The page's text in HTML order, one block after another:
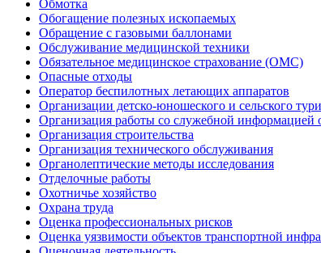
Обмотка
Обогащение полезных ископаемых
Обращение с газовыми баллонами
Обслуживание медицинской техники
Обязательное медицинское страхование (ОМС)
Опасные отходы
Оператор беспилотных летающих аппаратов
Организации детско-юношеского и сельского
Организация работы со служебной
Организация строительства
Организация технического обслуживания
Органолептические методы исследования
Отделочные работы
Охотничье хозяйство
Охрана труда
Оценка профессиональных рисков
Оценка уязвимости объектов транспортной